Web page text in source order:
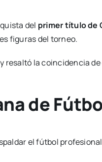
del primer título de
figuras del torneo.
y resaltó la coincidencia
de
el fútbol